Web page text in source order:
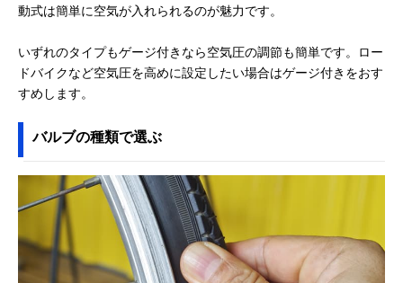
ンプ イージーポン
ザイン
Amazonで見る
マキタ(Makita) 充
電式空気入れ18V
MP180DZ
力強い排出量でス
ピーディーに作業
できる
幅80×長さ266×
さ174mm
動式は簡単に空気が入れられるのが魅力です。
いずれのタイプもゲージ付きなら空気圧の調節も簡単です。ロー
ドバイクなど空気圧を高めに設定したい場合はゲージ付きをおす
すめします。
バルブの種類で選ぶ